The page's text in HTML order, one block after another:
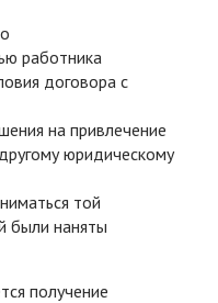
работника
договора с
на привлечение
юридическому
той
были наняты
получение